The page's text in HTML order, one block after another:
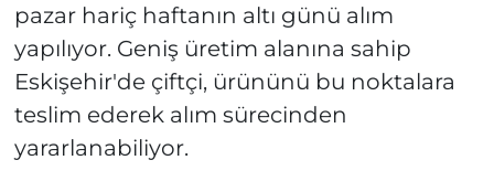
pazar hariç haftanın altı günü alım
yapılıyor. Geniş üretim alanına sahip
Eskişehir'de çiftçi, ürününü bu noktalara
teslim ederek alım sürecinden
yararlanabiliyor.